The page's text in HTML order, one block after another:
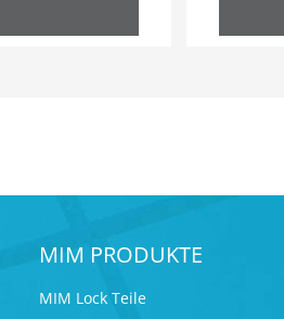
MIM PRODUKTE
MIM Lock Teile